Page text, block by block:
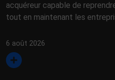
acquéreur capable de
tout en maintenant les
6 août 2026